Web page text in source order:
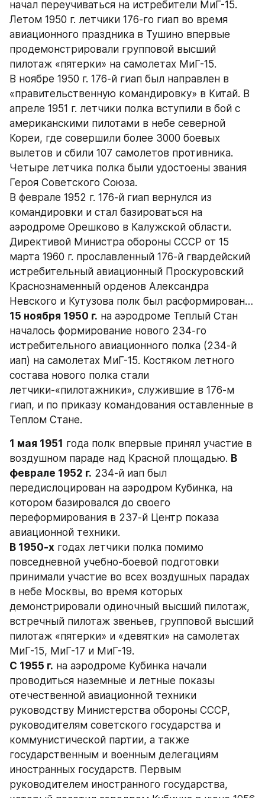
начал переучиваться на истребители МиГ-15.
Летом 1950 г. летчики 176-го гиап во время
авиационного праздника в Тушино впервые
продемонстрировали групповой высший
пилотаж «пятерки» на самолетах МиГ-15.
В ноябре 1950 г. 176-й гиап был направлен в
«правительственную командировку» в Китай. В
апреле 1951 г. летчики полка вступили в бой с
американскими пилотами в небе северной
Кореи, где совершили более 3000 боевых
вылетов и сбили 107 самолетов противника.
Четыре летчика полка были удостоены звания
Героя Советского Союза.
В феврале 1952 г. 176-й гиап вернулся из
командировки и стал базироваться на
аэродроме Орешково в Калужской области.
Директивой Министра обороны СССР от 15
марта 1960 г. прославленный 176-й гвардейский
истребительный авиационный Проскуровский
Краснознаменный орденов Александра
Невского и Кутузова полк был расформирован…
15 ноября 1950 г. на аэродроме Теплый Стан
началось формирование нового 234-го
истребительного авиационного полка (234-й
иап) на самолетах МиГ-15. Костяком летного
состава нового полка стали
летчики-«пилотажники», служившие в 176-м
гиап, и по приказу командования оставленные в
Теплом Стане.
1 мая 1951 года полк впервые принял участие в
воздушном параде над Красной площадью. В
феврале 1952 г. 234-й иап был
передислоцирован на аэродром Кубинка, на
котором базировался до своего
переформирования в 237-й Центр показа
авиационной техники.
В 1950-х годах летчики полка помимо
повседневной учебно-боевой подготовки
принимали участие во всех воздушных парадах
в небе Москвы, во время которых
демонстрировали одиночный высший пилотаж,
встречный пилотаж звеньев, групповой высший
пилотаж «пятерки» и «девятки» на самолетах
МиГ-15, МиГ-17 и МиГ-19.
С 1955 г. на аэродроме Кубинка начали
проводиться наземные и летные показы
отечественной авиационной техники
руководству Министерства обороны СССР,
руководителям советского государства и
коммунистической партии, а также
государственным и военным делегациям
иностранных государств. Первым
руководителем иностранного государства,